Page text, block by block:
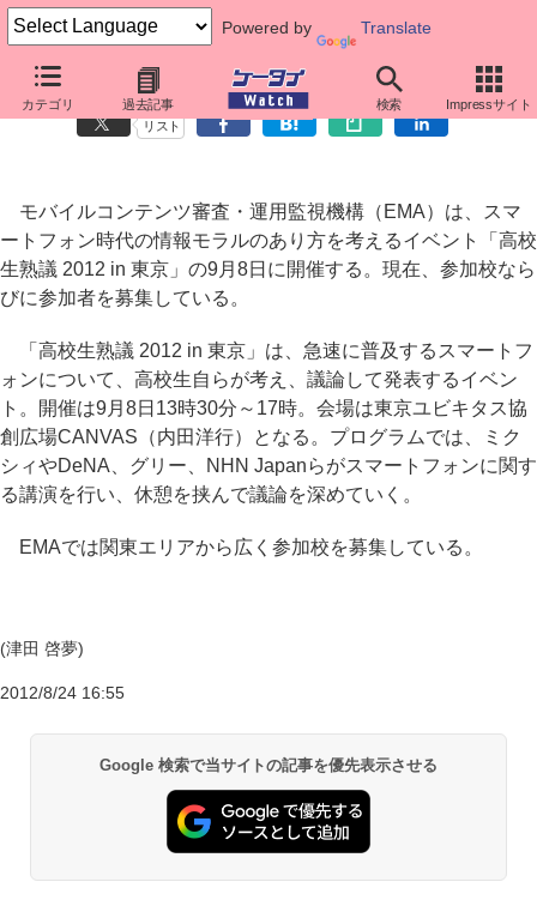
Powered by Translate
カテゴリ 過去記事 検索 Impressサイト
スマホ時代の情報モラルを考える高校生イベント、参加者募集中
リスト
モバイルコンテンツ審査・運用監視機構（EMA）は、スマ
ートフォン時代の情報モラルのあり方を考えるイベント「高校
生熟議 2012 in 東京」の9月8日に開催する。現在、参加校なら
びに参加者を募集している。
「高校生熟議 2012 in 東京」は、急速に普及するスマートフ
ォンについて、高校生自らが考え、議論して発表するイベン
ト。開催は9月8日13時30分～17時。会場は東京ユビキタス協
創広場CANVAS（内田洋行）となる。プログラムでは、ミク
シィやDeNA、グリー、NHN Japanらがスマートフォンに関す
る講演を行い、休憩を挟んで議論を深めていく。
EMAでは関東エリアから広く参加校を募集している。
(津田 啓夢)
2012/8/24 16:55
Google 検索で当サイトの記事を優先表示させる